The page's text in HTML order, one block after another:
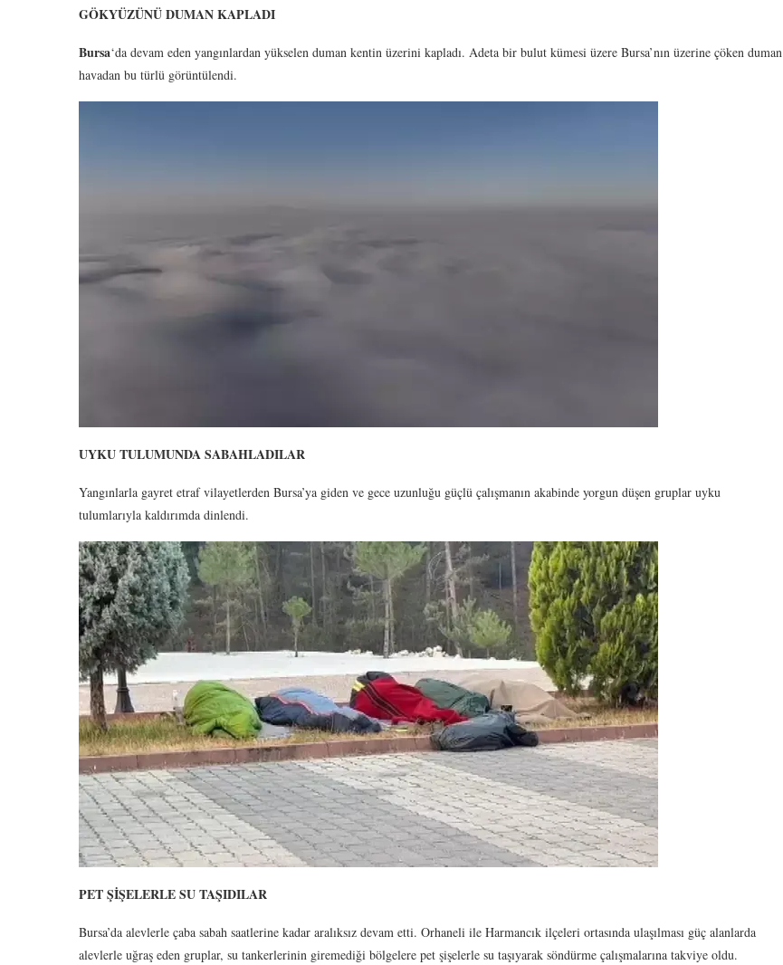
GÖKYÜZÜNÜ DUMAN KAPLADI
Bursa‘da devam eden yangınlardan yükselen duman kentin üzerini kapladı. Adeta bir bulut kümesi üzere Bursa’nın üzerine çöken duman
havadan bu türlü görüntülendi.
UYKU TULUMUNDA SABAHLADILAR
Yangınlarla gayret etraf vilayetlerden Bursa’ya giden ve gece uzunluğu güçlü çalışmanın akabinde yorgun düşen gruplar uyku
tulumlarıyla kaldırımda dinlendi.
PET ŞİŞELERLE SU TAŞIDILAR
Bursa’da alevlerle çaba sabah saatlerine kadar aralıksız devam etti. Orhaneli ile Harmancık ilçeleri ortasında ulaşılması güç alanlarda
alevlerle uğraş eden gruplar, su tankerlerinin giremediği bölgelere pet şişelerle su taşıyarak söndürme çalışmalarına takviye oldu.